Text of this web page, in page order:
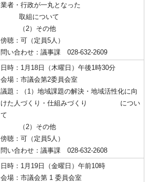
業者・行政が一丸となった
取組について
（2）その他
傍聴：可（定員5人）
問い合わせ：議事課 028-632-2609
日時：1月18日（木曜日）午後1時30分
会場：市議会第2委員会室
議題：（1）地域課題の解決・地域活性化に向
けた人づくり・仕組みづくり につい
て
（2）その他
傍聴：可（定員5人）
問い合わせ：議事課 028-632-2608
日時：1月19日（金曜日）午前10時
会場：市議会第 1 委員会室